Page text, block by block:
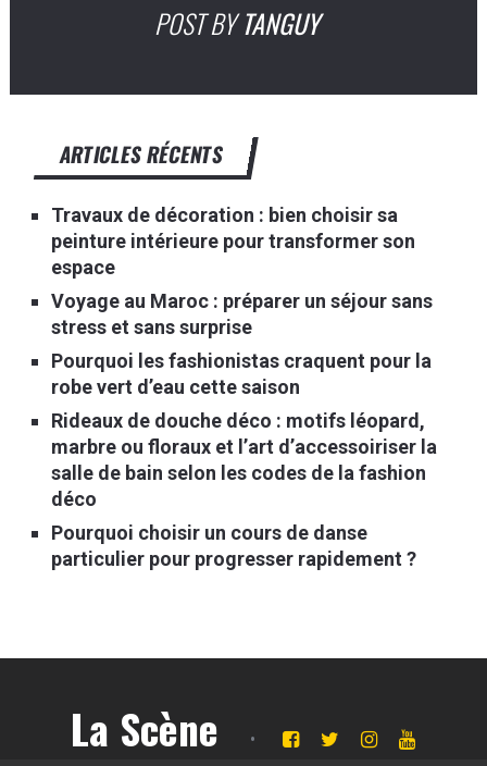
POST BY TANGUY
ARTICLES RÉCENTS
Travaux de décoration : bien choisir sa
peinture intérieure pour transformer son
espace
Voyage au Maroc : préparer un séjour sans
stress et sans surprise
Pourquoi les fashionistas craquent pour la
robe vert d’eau cette saison
Rideaux de douche déco : motifs léopard,
marbre ou floraux et l’art d’accessoiriser la
salle de bain selon les codes de la fashion
déco
Pourquoi choisir un cours de danse
particulier pour progresser rapidement ?
La Scène